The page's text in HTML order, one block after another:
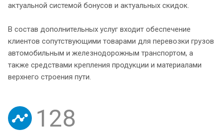
актуальной системой бонусов и актуальных скидок.
В состав дополнительных услуг входит обеспечение
клиентов сопутствующими товарами для перевозки грузов
автомобильным и железнодорожным транспортом, а
также средствами крепления продукции и материалами
верхнего строения пути.
128